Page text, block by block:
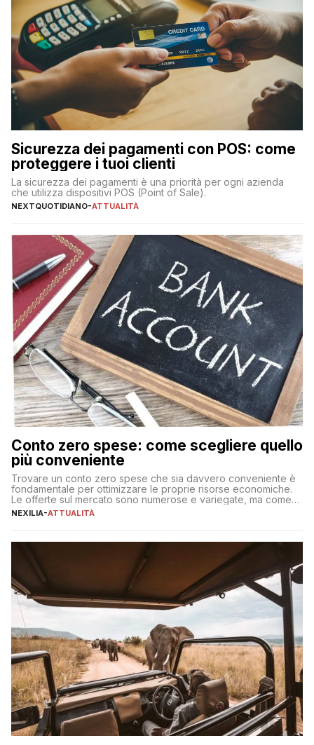
Sicurezza dei pagamenti con POS: come
proteggere i tuoi clienti
La sicurezza dei pagamenti è una priorità per ogni azienda
che utilizza dispositivi POS (Point of Sale).
NEXTQUOTIDIANO-ATTUALITÀ
Conto zero spese: come scegliere quello
più conveniente
Trovare un conto zero spese che sia davvero conveniente è
fondamentale per ottimizzare le proprie risorse economiche.
Le offerte sul mercato sono numerose e variegate, ma come
individuare quella più adatta alle proprie esigenze senza
sul […]
NEXILIA-ATTUALITÀ